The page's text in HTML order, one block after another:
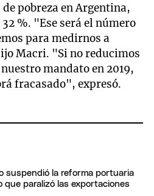
pobreza en Argentina,
%. "Ese será el número
para medirnos a
Macri. "Si no reducimos
mandato en 2019,
fracasado", expresó.
suspendió la reforma portuaria
que paralizó las exportaciones